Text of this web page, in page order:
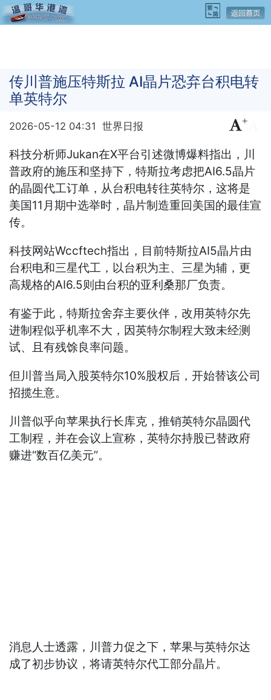
传川普施压特斯拉 AI晶片恐弃台积电转
单英特尔
2026-05-12 04:31 世界日报 +
科技分析师Jukan在X平台引述微博爆料指出，川
普政府的施压和坚持下，特斯拉考虑把AI6.5晶片
的晶圆代工订单，从台积电转往英特尔，这将是
美国11月期中选举时，晶片制造重回美国的最佳宣
传。
科技网站Wccftech指出，目前特斯拉AI5晶片由
台积电和三星代工，以台积为主、三星为辅，更
高规格的AI6.5则由台积的亚利桑那厂负责。
有鉴于此，特斯拉舍弃主要伙伴，改用英特尔先
进制程似乎机率不大，因英特尔制程大致未经测
试、且有残馀良率问题。
但川普当局入股英特尔10%股权后，开始替该公司
招揽生意。
川普似乎向苹果执行长库克，推销英特尔晶圆代
工制程，并在会议上宣称，英特尔持股已替政府
赚进“数百亿美元”。
消息人士透露，川普力促之下，苹果与英特尔达
成了初步协议，将请英特尔代工部分晶片。